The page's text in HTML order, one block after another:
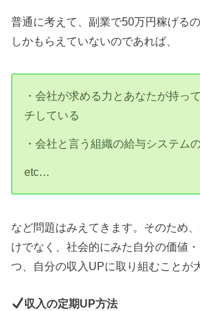
普通に考えて、副業で50万円稼げる
しかもらえていないのであれば、
・会社が求める力とあなたが持っ
チしている
・会社と言う組織の給与システム
etc…
など問題はみえてきます。そのため
けでなく、社会的にみた自分の価値
つ、自分の収入UPに取り組むことが
収入の定期UP方法